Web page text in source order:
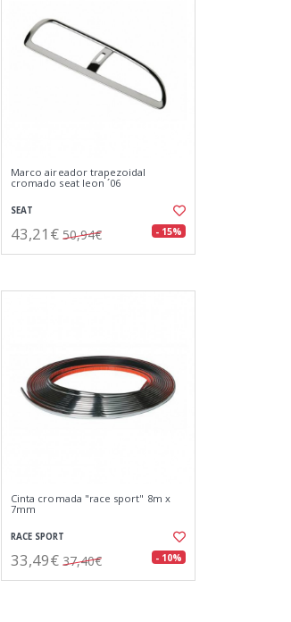
Marco aireador trapezoidal
cromado seat leon ´06
SEAT
43,21€ 50,94€ - 15%
Cinta cromada "race sport" 8m x
7mm
RACE SPORT
33,49€ 37,40€ - 10%